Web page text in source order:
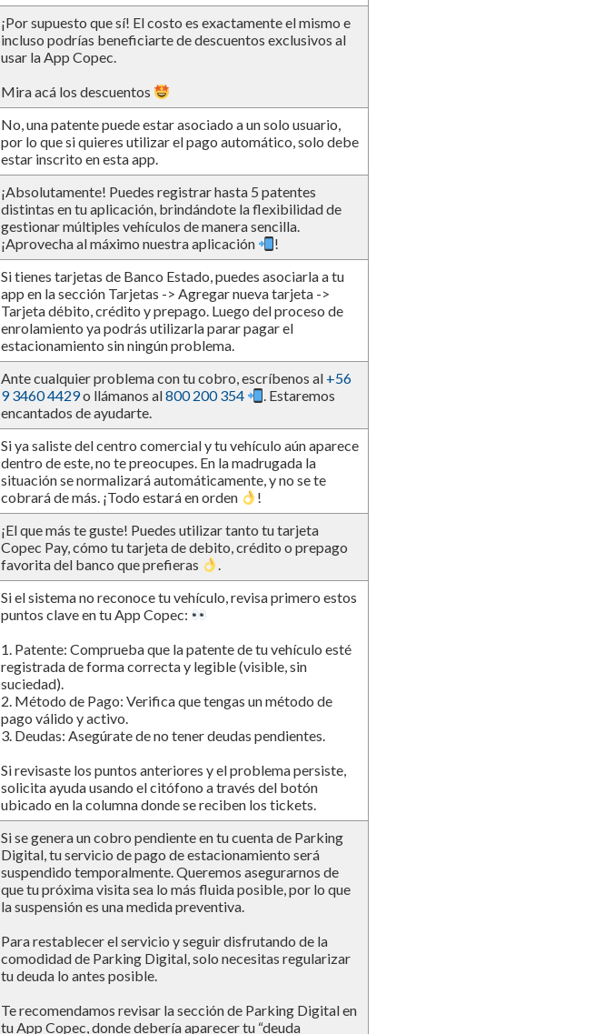
¡Por supuesto que sí! El costo es exactamente el mismo e
incluso podrías beneficiarte de descuentos exclusivos al
usar la App Copec.
Mira acá los descuentos
No, una patente puede estar asociado a un solo usuario,
por lo que si quieres utilizar el pago automático, solo debe
estar inscrito en esta app.
¡Absolutamente! Puedes registrar hasta 5 patentes
distintas en tu aplicación, brindándote la flexibilidad de
gestionar múltiples vehículos de manera sencilla.
¡Aprovecha al máximo nuestra aplicación
!
Si tienes tarjetas de Banco Estado, puedes asociarla a tu
app en la sección Tarjetas -> Agregar nueva tarjeta ->
Tarjeta débito, crédito y prepago. Luego del proceso de
enrolamiento ya podrás utilizarla parar pagar el
estacionamiento sin ningún problema.
Ante cualquier problema con tu cobro, escríbenos al +56
9 3460 4429o llámanos al800 200 354
. Estaremos
encantados de ayudarte.
Si ya saliste del centro comercial y tu vehículo aún aparece
dentro de este, no te preocupes. En la madrugada la
situación se normalizará automáticamente, y no se te
cobrará de más. ¡Todo estará en orden
!
¡El que más te guste! Puedes utilizar tanto tu tarjeta
Copec Pay, cómo tu tarjeta de debito, crédito o prepago
favorita del banco que prefieras
.
Si el sistema no reconoce tu vehículo, revisa primero estos
puntos clave en tu App Copec:
1. Patente: Comprueba que la patente de tu vehículo esté
registrada de forma correcta y legible (visible, sin
suciedad).
2. Método de Pago: Verifica que tengas un método de
pago válido y activo.
3. Deudas: Asegúrate de no tener deudas pendientes.
Si revisaste los puntos anteriores y el problema persiste,
solicita ayuda usando el citófono a través del botón
ubicado en la columna donde se reciben los tickets.
Si se genera un cobro pendiente en tu cuenta de Parking
Digital, tu servicio de pago de estacionamiento será
suspendido temporalmente. Queremos asegurarnos de
que tu próxima visita sea lo más fluida posible, por lo que
la suspensión es una medida preventiva.
Para restablecer el servicio y seguir disfrutando de la
comodidad de Parking Digital, solo necesitas regularizar
tu deuda lo antes posible.
Te recomendamos revisar la sección de Parking Digital en
tu App Copec, donde debería aparecer tu “deuda